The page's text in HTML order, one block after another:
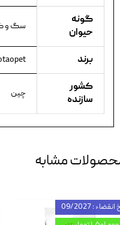
گونه
حیوان
سگ و
برند
کشور
سازنده
چین
مشابه
: 09/2027